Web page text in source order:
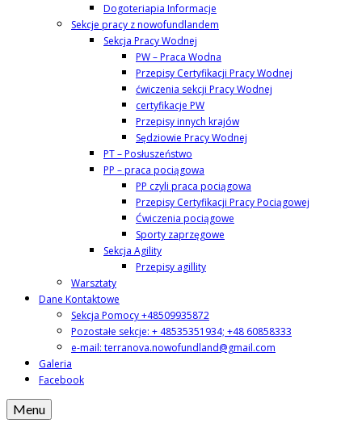
Dogoteriapia Informacje
Sekcje pracy z nowofundlandem
Sekcja Pracy Wodnej
PW – Praca Wodna
Przepisy Certyfikacji Pracy Wodnej
ćwiczenia sekcji Pracy Wodnej
certyfikacje PW
Przepisy innych krajów
Sędziowie Pracy Wodnej
PT – Posłuszeństwo
PP – praca pociągowa
PP czyli praca pociągowa
Przepisy Certyfikacji Pracy Pociągowej
Ćwiczenia pociągowe
Sporty zaprzęgowe
Sekcja Agility
Przepisy agillity
Warsztaty
Dane Kontaktowe
Sekcja Pomocy +48509935872
Pozostałe sekcje: + 48535351934; +48 60858333
e-mail: terranova.nowofundland@gmail.com
Galeria
Facebook
Menu